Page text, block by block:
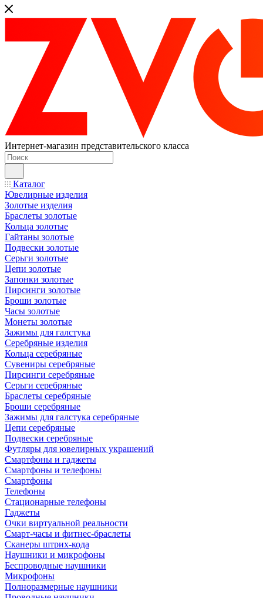
Интернет-магазин представительского класса
Каталог
Ювелирные изделия
Золотые изделия
Браслеты золотые
Кольца золотые
Гайтаны золотые
Подвески золотые
Серьги золотые
Цепи золотые
Запонки золотые
Пирсинги золотые
Броши золотые
Часы золотые
Монеты золотые
Зажимы для галстука
Серебряные изделия
Кольца серебряные
Сувениры серебряные
Пирсинги серебряные
Серьги серебряные
Браслеты серебряные
Броши серебряные
Зажимы для галстука серебряные
Цепи серебряные
Подвески серебряные
Футляры для ювелирных украшений
Смартфоны и гаджеты
Смартфоны и телефоны
Смартфоны
Телефоны
Стационарные телефоны
Гаджеты
Очки виртуальной реальности
Смарт-часы и фитнес-браслеты
Сканеры штрих-кода
Наушники и микрофоны
Беспроводные наушники
Микрофоны
Полноразмерные наушники